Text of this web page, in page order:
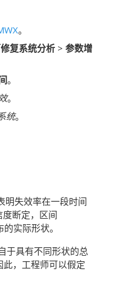
。
复系统分析 > 参数增
。
。
统。
明失效率在一段时间
断定，区间
实际形状。
于具有不同形状的总
，工程师可以假定